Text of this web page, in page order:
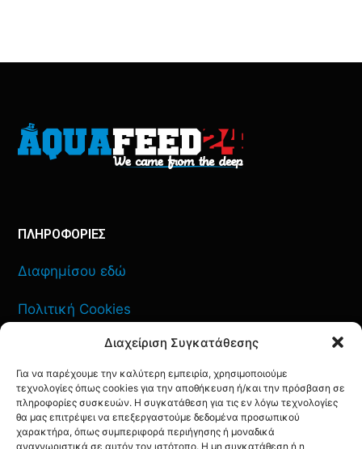
Διαχείριση Συγκατάθεσης
Για να παρέχουμε την καλύτερη εμπειρία, χρησιμοποιούμε
τεχνολογίες όπως cookies για την αποθήκευση ή/και την πρόσβαση σε
πληροφορίες συσκευών. Η συγκατάθεση για τις εν λόγω τεχνολογίες
θα μας επιτρέψει να επεξεργαστούμε δεδομένα προσωπικού
χαρακτήρα, όπως συμπεριφορά περιήγησης ή μοναδικά
αναγνωριστικά σε αυτόν τον ιστότοπο. Η μη συγκατάθεση ή η
ΠΛΗΡΟΦΟΡΙΕΣ
Διαφημίσου εδώ
Πολιτική Cookies
Πολιτική Απορρήτου